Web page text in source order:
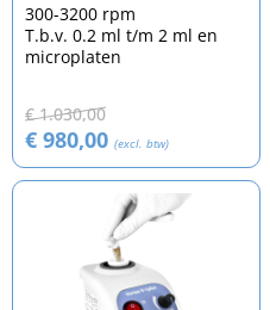
300-3200 rpm
T.b.v. 0.2 ml t/m 2 ml en
microplaten
€ 1.030,00
€ 980,00 (excl. btw)